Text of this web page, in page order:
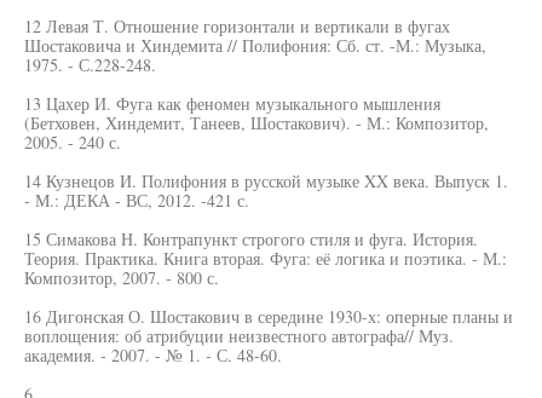
12 Левая Т. Отношение горизонтали и вертикали в фугах
Шостаковича и Хиндемита // Полифония: Сб. ст. -М.: Музыка,
1975. - С.228-248.
13 Цахер И. Фуга как феномен музыкального мышления
(Бетховен, Хиндемит, Танеев, Шостакович). - М.: Композитор,
2005. - 240 с.
14 Кузнецов И. Полифония в русской музыке XX века. Выпуск 1.
- М.: ДЕКА - ВС, 2012. -421 с.
15 Симакова Н. Контрапункт строгого стиля и фуга. История.
Теория. Практика. Книга вторая. Фуга: её логика и поэтика. - М.:
Композитор, 2007. - 800 с.
16 Дигонская О. Шостакович в середине 1930-х: оперные планы и
воплощения: об атрибуции неизвестного автографа// Муз.
академия. - 2007. - № 1. - С. 48-60.